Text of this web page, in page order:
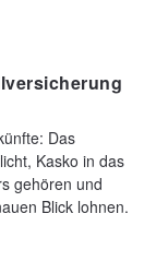
Das
Kasko in das
gehören und
Blick lohnen.